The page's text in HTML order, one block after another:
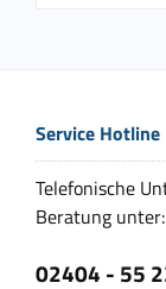
Service Hotline
Telefonische
Beratung unter:
02404 - 55